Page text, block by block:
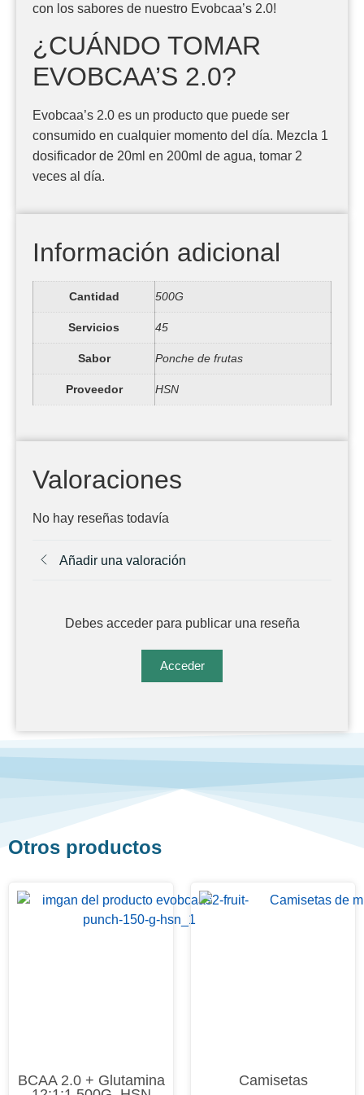
con los sabores de nuestro Evobcaa’s 2.0!
¿CUÁNDO TOMAR
EVOBCAA’S 2.0?
Evobcaa’s 2.0 es un producto que puede ser
consumido en cualquier momento del día. Mezcla 1
dosificador de 20ml en 200ml de agua, tomar 2
veces al día.
Información adicional
Cantidad 500G
Servicios 45
Sabor Ponche de frutas
Proveedor HSN
Valoraciones
No hay reseñas todavía
Añadir una valoración
Debes acceder para publicar una reseña
Acceder
Otros productos
BCAA 2.0 + Glutamina
Camisetas